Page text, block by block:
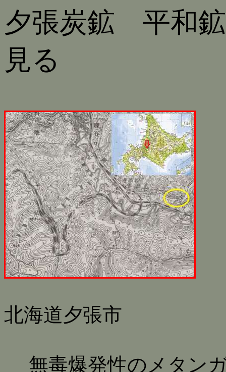
夕張炭鉱 平和
見る
北海道夕張市
無毒爆発性のメタン